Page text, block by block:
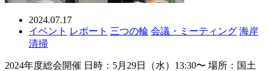
2024.07.17
イベント レポート 三つの輪 会議・ミーティング 海岸
清掃
2024年度総会開催 日時：5月29日（水）13:30〜 場所：国土